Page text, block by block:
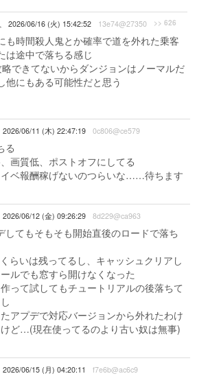
2026/06/16 (火) 15:42:52 13e74@27350 >> 626
も時間殺人鬼とか確率で道を外れた乗客
は途中で落ちる感じ
できてないからダンジョンはノーマルだ
他にもある可能性だと思う
2026/06/11 (木) 22:47:19 0c806@ce579
る
画質低、ポストオフにしてる
ベ報酬稼げないのつらいな……待ちます
2026/06/12 (金) 09:26:29 8d229@ca963
してもそもそも開始直後のロードで落ち
らいは残ってるし、キャッシュクリアし
ルでも窓すら開けなくなった
って試してもチュートリアルの後落ちて
アプデで対応バージョンから外れたわけ
ど…(現在使ってるのより古い奴は無事)
2026/06/15 (月) 04:20:11 f7e6b@ac6c9